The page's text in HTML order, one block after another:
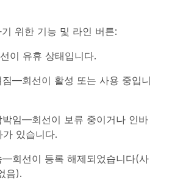
위한 기능 및 라인 버튼:
이 유휴 상태입니다.
—회선이 활성 또는 사용 중입니
임—회선이 보류 중이거나 인바
가 있습니다.
—회선이 등록 해제되었습니다(사
음).